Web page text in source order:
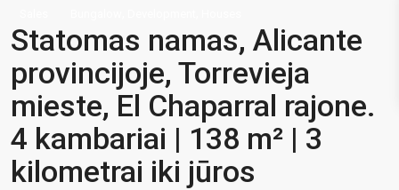
Statomas namas, Alicante
provincijoje, Torrevieja
mieste, El Chaparral rajone.
4 kambariai | 138 m² | 3
kilometrai iki jūros